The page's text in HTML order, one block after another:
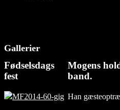
Gallerier
Fødselsdags
fest
Mogens
band.
Han